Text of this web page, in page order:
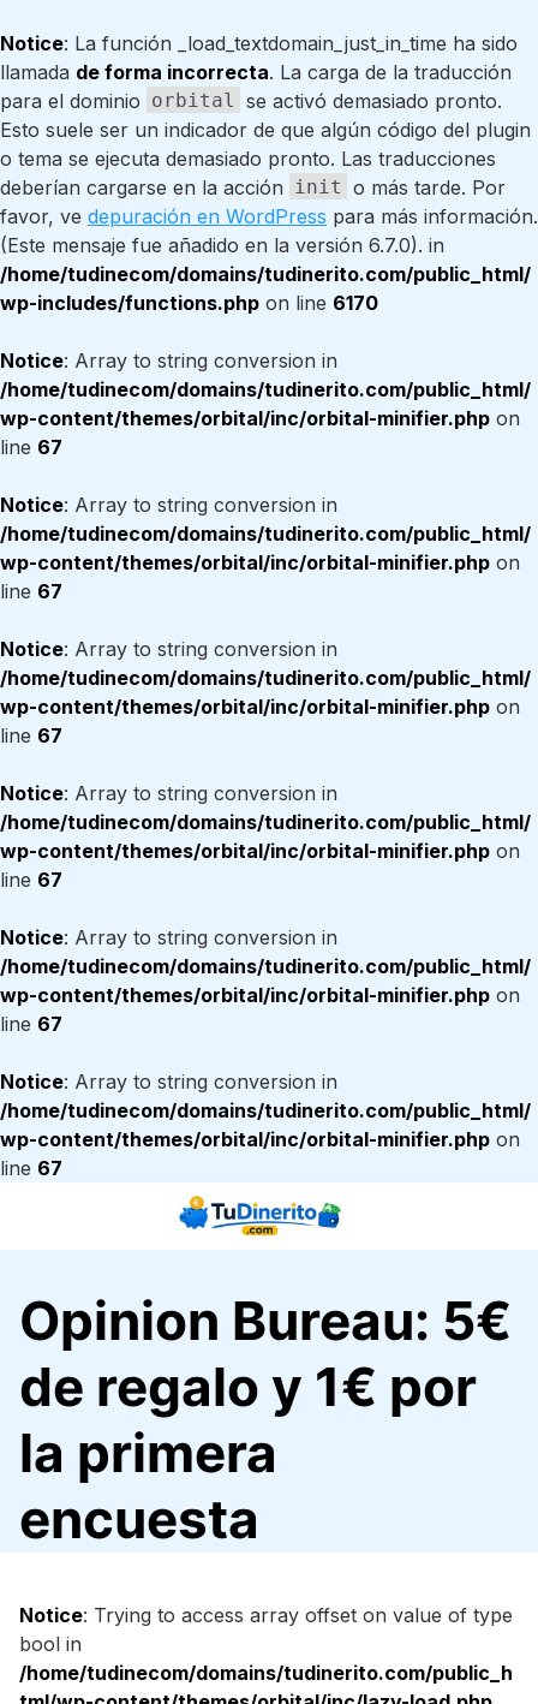
Notice: La función _load_textdomain_just_in_time ha sido
llamada de forma incorrecta. La carga de la traducción
para el dominio orbital se activó demasiado pronto.
Esto suele ser un indicador de que algún código del plugin
o tema se ejecuta demasiado pronto. Las traducciones
deberían cargarse en la acción init o más tarde. Por
favor, ve depuración en WordPress para más información.
(Este mensaje fue añadido en la versión 6.7.0). in
/home/tudinecom/domains/tudinerito.com/public_html/
wp-includes/functions.php on line 6170
Notice: Array to string conversion in
/home/tudinecom/domains/tudinerito.com/public_html/
wp-content/themes/orbital/inc/orbital-minifier.php on
line 67
Notice: Array to string conversion in
/home/tudinecom/domains/tudinerito.com/public_html/
wp-content/themes/orbital/inc/orbital-minifier.php on
line 67
Notice: Array to string conversion in
/home/tudinecom/domains/tudinerito.com/public_html/
wp-content/themes/orbital/inc/orbital-minifier.php on
line 67
Notice: Array to string conversion in
/home/tudinecom/domains/tudinerito.com/public_html/
wp-content/themes/orbital/inc/orbital-minifier.php on
line 67
Notice: Array to string conversion in
/home/tudinecom/domains/tudinerito.com/public_html/
wp-content/themes/orbital/inc/orbital-minifier.php on
line 67
Notice: Array to string conversion in
/home/tudinecom/domains/tudinerito.com/public_html/
wp-content/themes/orbital/inc/orbital-minifier.php on
line 67
Opinion Bureau: 5€
de regalo y 1€ por
la primera
encuesta
Notice: Trying to access array offset on value of type
bool in
/home/tudinecom/domains/tudinerito.com/public_h